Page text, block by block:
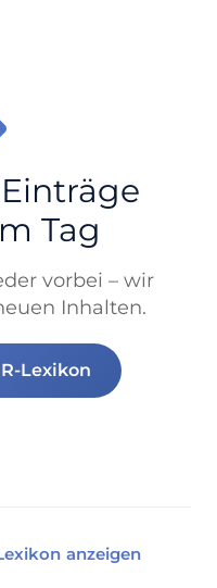
Tag
vorbei – wir
Inhalten.
Lexikon
anzeigen